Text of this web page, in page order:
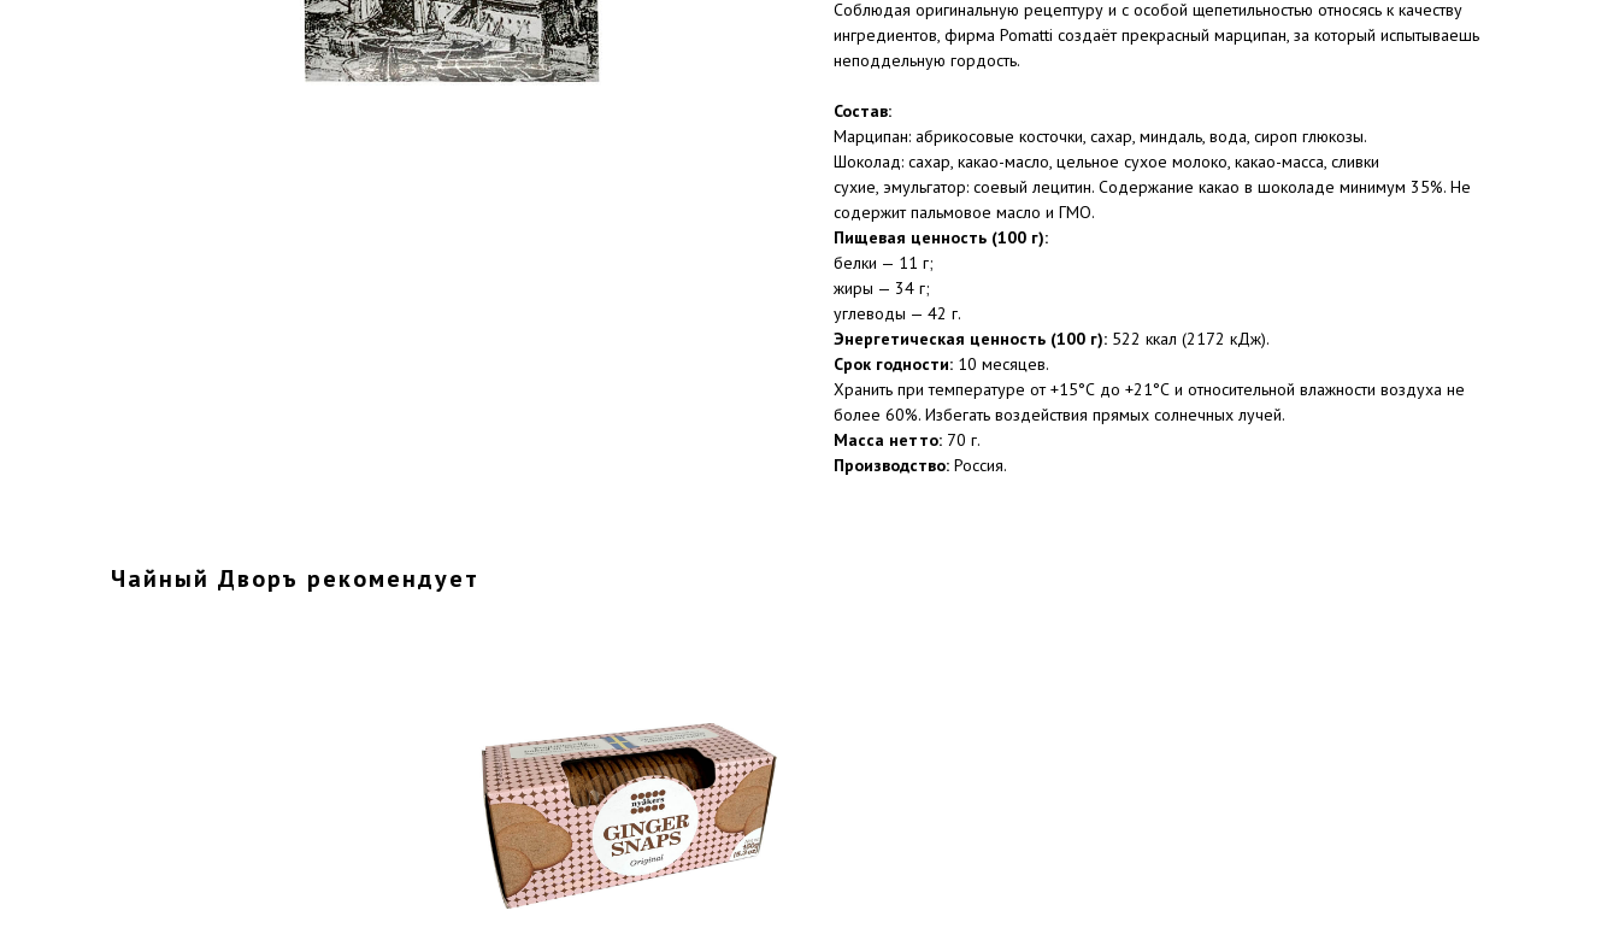
Соблюдая оригинальную рецептуру и с особой щепетильностью относясь к качеству
ингредиентов, фирма Pomatti создаёт прекрасный марципан, за который испытываешь
неподдельную гордость.
Состав:
Марципан: абрикосовые косточки, сахар, миндаль, вода, сироп глюкозы.
Шоколад: сахар, какао-масло, цельное сухое молоко, какао-масса, сливки
сухие, эмульгатор: соевый лецитин. Содержание какао в шоколаде минимум 35%. Не
содержит пальмовое масло и ГМО.
Пищевая ценность (100 г):
белки — 11 г;
жиры — 34 г;
углеводы — 42 г.
Энергетическая ценность (100 г): 522 ккал (2172 кДж).
Срок годности: 10 месяцев.
Хранить при температуре от +15°С до +21°С и относительной влажности воздуха не
более 60%. Избегать воздействия прямых солнечных лучей.
Масса нетто: 70 г.
Производство: Россия.
Чайный Дворъ рекомендует